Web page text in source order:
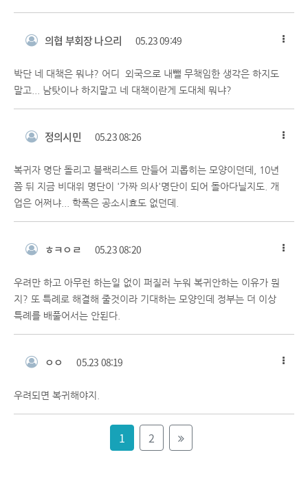
의협 부회장 나으리 05.23 09:49
박단 네 대책은 뭐냐? 어디 외국으로 내뺄 무책임한 생각은 하지도
말고... 남탓이나 하지말고 네 대책이란게 도대체 뭐냐?
정의시민 05.23 08:26
복귀자 명단 돌리고 블랙리스트 만들어 괴롭히는 모양이던데, 10년
쯤 뒤 지금 비대위 명단이 '가짜 의사'명단이 되어 돌아다닐지도. 개
업은 어쩌냐... 학폭은 공소시효도 없던데.
ㅎㅋㅇㄹ 05.23 08:20
우려만 하고 아무런 하는일 없이 퍼질러 누워 복귀안하는 이유가 뭔
지? 또 특례로 해결해 줄것이라 기대하는 모양인데 정부는 더 이상
특례를 배풀어서는 안된다.
ㅇㅇ 05.23 08:19
우려되면 복귀해야지.
1 2